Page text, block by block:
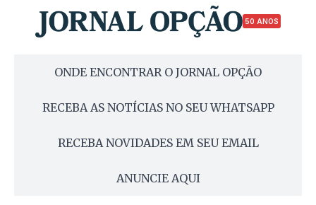
50 ANOS
ONDE ENCONTRAR O JORNAL OPÇÃO
RECEBA AS NOTÍCIAS NO SEU WHATSAPP
RECEBA NOVIDADES EM SEU EMAIL
ANUNCIE AQUI